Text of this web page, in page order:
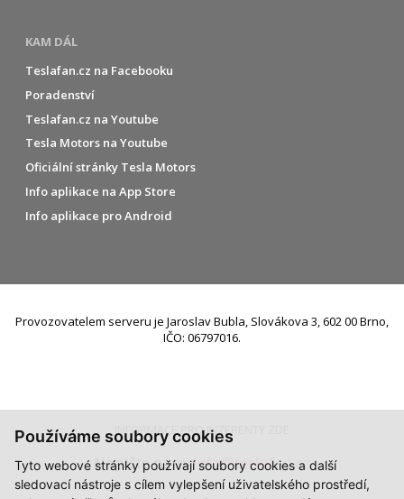
Používáme soubory cookies
Tyto webové stránky používají soubory cookies a další
sledovací nástroje s cílem vylepšení uživatelského prostředí,
KAM DÁL
Teslafan.cz na Facebooku
Poradenství
Teslafan.cz na Youtube
Tesla Motors na Youtube
Oficiální stránky Tesla Motors
Info aplikace na App Store
Info aplikace pro Android
Provozovatelem serveru je Jaroslav Bubla, Slovákova 3, 602 00 Brno,
IČO: 06797016.
INFORMACE PRO INZERENTY ZDE
Napište nám:info@teslafan.cz